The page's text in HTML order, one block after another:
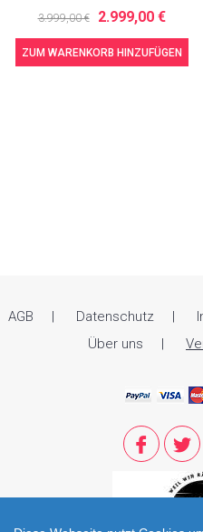
3.999,00 € 2.999,00 €
ZUM WARENKORB HINZUFÜGEN
AGB Datenschutz
Über uns